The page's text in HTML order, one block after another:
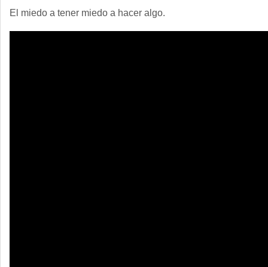
El miedo a tener miedo a hacer algo.